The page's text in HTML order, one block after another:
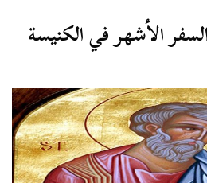
الأشهر في الكنيسة